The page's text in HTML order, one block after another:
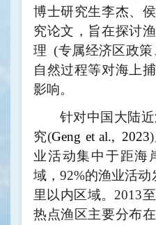
博士研究生李杰、
究论文，旨在探讨
理(专属经济区政
自然过程等对海上
影响。
针对中国大陆
究(Geng et al., 2023
业活动集中于距海
域，92%的渔业活
里以内区域。2013
热点渔区主要分布